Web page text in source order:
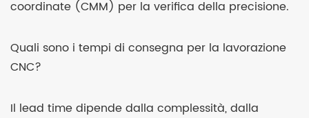
coordinate (CMM) per la verifica della precisione.
Quali sono i tempi di consegna per la lavorazione
CNC?
Il lead time dipende dalla complessità, dalla